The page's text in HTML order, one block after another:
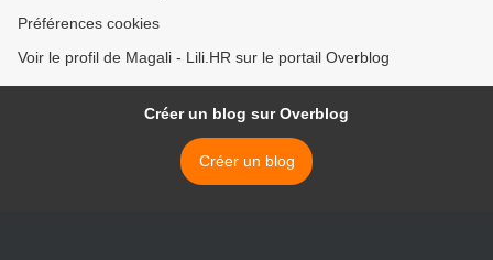
Préférences cookies
Voir le profil de Magali - Lili.HR sur le portail Overblog
Créer un blog sur Overblog
Créer un blog